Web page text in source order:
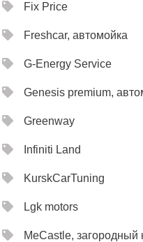
Fix Price
Freshcar, автомойка
G-Energy Service
Genesis premium,
Greenway
Infiniti Land
KurskCarTuning
Lgk motors
MeCastle, загородный